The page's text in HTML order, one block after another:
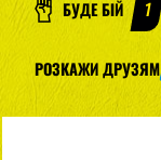
БУДЕ БІЙ 1
РОЗКАЖИ ДРУЗЯМ